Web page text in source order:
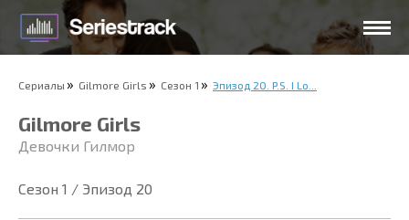
Сериалы Gilmore Girls Сезон 1 Эпизод 20. P.S. I Lo...
Gilmore Girls
Девочки Гилмор
Сезон 1 / Эпизод 20